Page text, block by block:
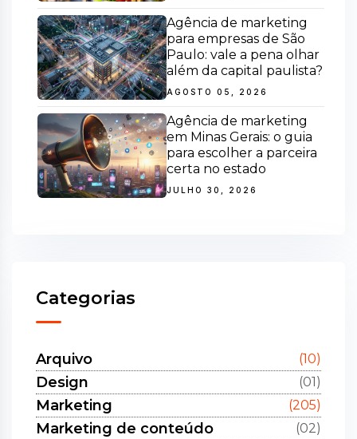
Agência de marketing
para empresas de São
Paulo: vale a pena olhar
além da capital paulista?
AGOSTO 05, 2026
Agência de marketing
em Minas Gerais: o guia
para escolher a parceira
certa no estado
JULHO 30, 2026
Categorias
Arquivo (10)
Design (01)
Marketing (205)
Marketing de conteúdo (02)